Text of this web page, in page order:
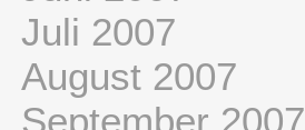
Juli 2007
August 2007
September 2007